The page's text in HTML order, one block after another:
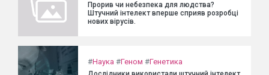
Прорив чи небезпека для людства?
Штучний інтелект вперше сприяв розробці
нових вірусів.
#Наука #Геном #Генетика